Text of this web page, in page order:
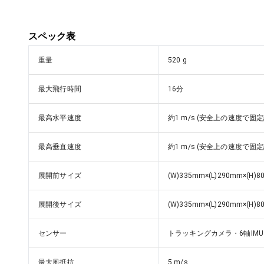
スペック表
重量 520 g
最大飛行時間 16分
最高水平速度 約1 m/s (安全上の速度で固定
最高垂直速度 約1 m/s (安全上の速度で固定
展開前サイズ
展開後サイズ
センサー トラッキングカメラ・6軸IMU
最大風抵抗 5 m/s